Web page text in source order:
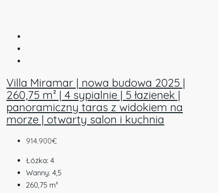
Villa Miramar | nowa budowa 2025 |
260,75 m² | 4 sypialnie | 5 łazienek |
panoramiczny taras z widokiem na
morze | otwarty salon i kuchnia
914.900€
Łóżka: 4
Wanny: 4,5
260,75 m²